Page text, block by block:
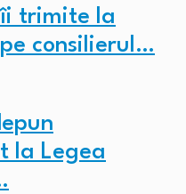
îi trimite la
consilierul…
la Legea